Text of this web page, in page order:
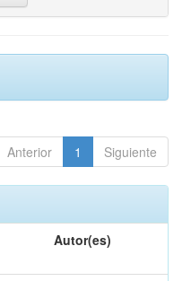
Anterior 1 Siguiente
Autor(es)